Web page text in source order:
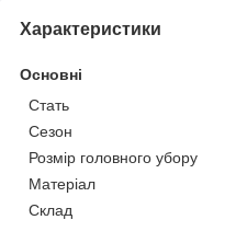
Характеристики
Основні
Стать
Сезон
Розмір головного убору
Матеріал
Склад